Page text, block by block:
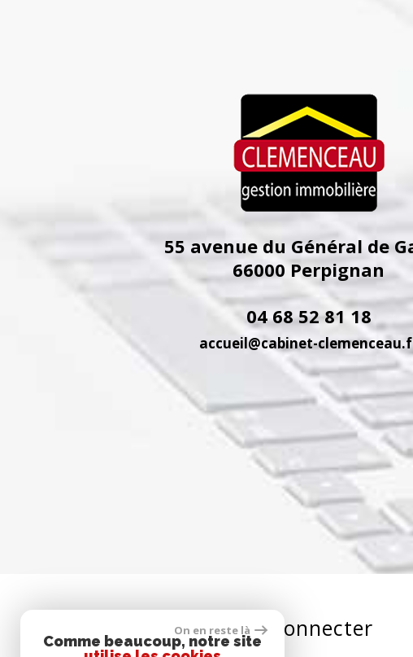
55 avenue du Général de
66000 Perpignan
04 68 52 81 18
accueil@cabinet-
Se connecter
On en reste là
Comme beaucoup, notre site